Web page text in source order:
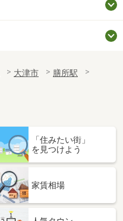
大津市
膳所駅
「住みたい街」
を見つけよう
家賃相場